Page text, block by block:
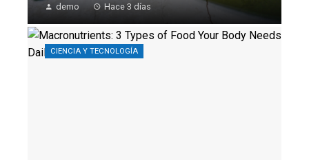
demo Hace 3 días
CIENCIA Y TECNOLOGÍA